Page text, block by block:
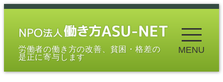
メ
労働者の働き方の改善、貧困・格差の
是正に寄与します
MENU